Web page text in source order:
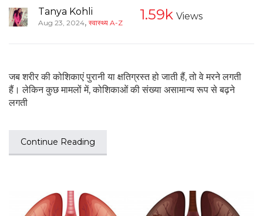
Tanya Kohli
Aug 23, 2024, स्वास्थ्य A-Z 1.59k Views
जब शरीर की कोशिकाएं पुरानी या क्षतिग्रस्त हो जाती हैं, तो वे मरने लगती
हैं। लेकिन कुछ मामलों में, कोशिकाओं की संख्या असामान्य रूप से बढ़ने
लगती
Continue Reading